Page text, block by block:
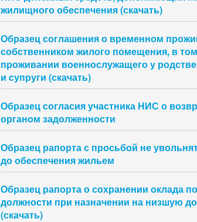
жилищного обеспечения (скачать)
Образец соглашения о временном
собственником жилого помещения, в
проживании военнослужащего у
и супруги (скачать)
Образец согласия участника НИС о
органом задолженности
Образец рапорта с просьбой не
до обеспечения жильем
Образец рапорта о сохранении оклада
должности при назначении на низшую
(скачать)